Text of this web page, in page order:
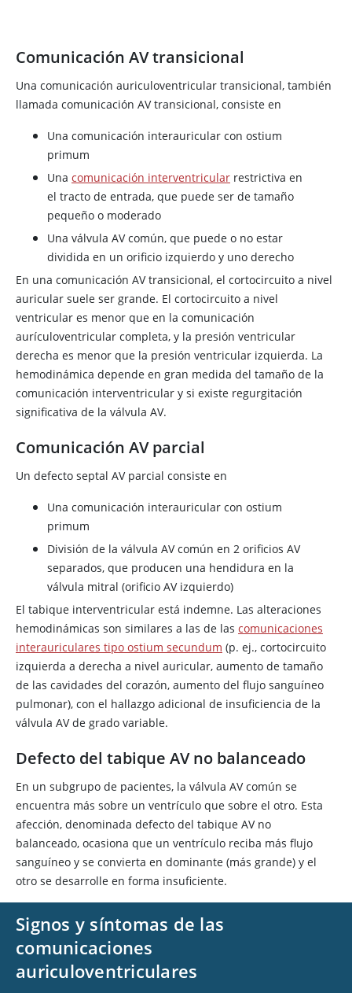
Comunicación AV transicional
Una comunicación auriculoventricular transicional, también
llamada comunicación AV transicional, consiste en
Una comunicación interauricular con ostium
primum
Una comunicación interventricular restrictiva en
el tracto de entrada, que puede ser de tamaño
pequeño o moderado
Una válvula AV común, que puede o no estar
dividida en un orificio izquierdo y uno derecho
En una comunicación AV transicional, el cortocircuito a nivel
auricular suele ser grande. El cortocircuito a nivel
ventricular es menor que en la comunicación
aurículoventricular completa, y la presión ventricular
derecha es menor que la presión ventricular izquierda. La
hemodinámica depende en gran medida del tamaño de la
comunicación interventricular y si existe regurgitación
significativa de la válvula AV.
Comunicación AV parcial
Un defecto septal AV parcial consiste en
Una comunicación interauricular con ostium
primum
División de la válvula AV común en 2 orificios AV
separados, que producen una hendidura en la
válvula mitral (orificio AV izquierdo)
El tabique interventricular está indemne. Las alteraciones
hemodinámicas son similares a las de las comunicaciones
interauriculares tipo ostium secundum (p. ej., cortocircuito
izquierda a derecha a nivel auricular, aumento de tamaño
de las cavidades del corazón, aumento del flujo sanguíneo
pulmonar), con el hallazgo adicional de insuficiencia de la
válvula AV de grado variable.
Defecto del tabique AV no balanceado
En un subgrupo de pacientes, la válvula AV común se
encuentra más sobre un ventrículo que sobre el otro. Esta
afección, denominada defecto del tabique AV no
balanceado, ocasiona que un ventrículo reciba más flujo
sanguíneo y se convierta en dominante (más grande) y el
otro se desarrolle en forma insuficiente.
Signos y síntomas de las
comunicaciones
auriculoventriculares